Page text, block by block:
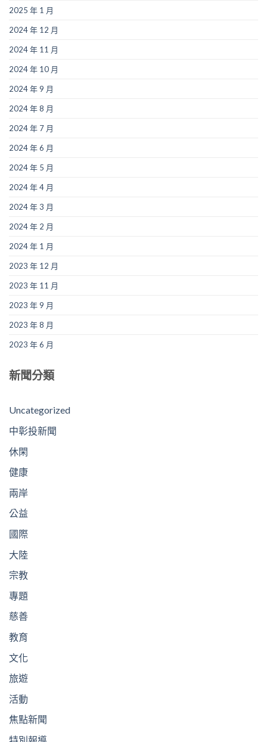
2025 年 1 月
2024 年 12 月
2024 年 11 月
2024 年 10 月
2024 年 9 月
2024 年 8 月
2024 年 7 月
2024 年 6 月
2024 年 5 月
2024 年 4 月
2024 年 3 月
2024 年 2 月
2024 年 1 月
2023 年 12 月
2023 年 11 月
2023 年 9 月
2023 年 8 月
2023 年 6 月
新聞分類
Uncategorized
中彰投新聞
休閑
健康
兩岸
公益
國際
大陸
宗教
專題
慈善
教育
文化
旅遊
活動
焦點新聞